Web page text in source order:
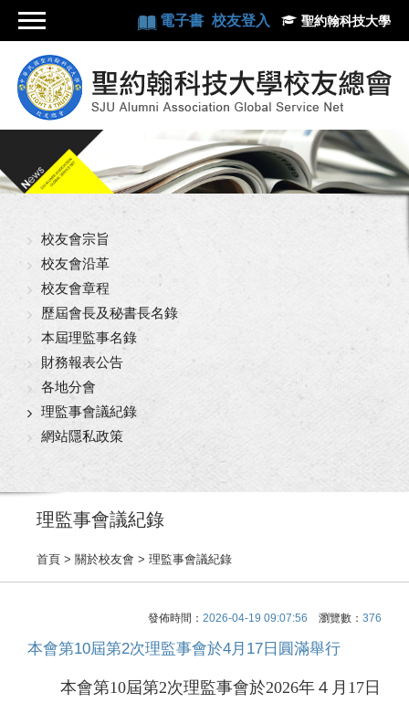
電子書 校友登入 聖約翰科技大學
校友會宗旨
校友會沿革
校友會章程
歷屆會長及秘書長名錄
本屆理監事名錄
財務報表公告
各地分會
理監事會議紀錄
網站隱私政策
理監事會議紀錄
首頁 > 關於校友會 > 理監事會議紀錄
發佈時間： 2026-04-19 09:07:56 瀏覽數： 376
本會第10屆第2次理監事會於4月17日圓滿舉行
本會第10屆第2次理監事會於2026年４月17日